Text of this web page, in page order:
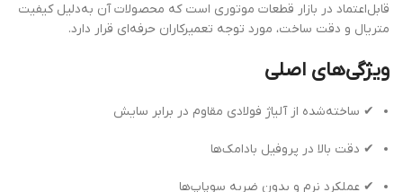
قابل‌اعتماد در بازار قطعات موتوری است که محصولات آن به‌دلیل کیفیت
متریال و دقت ساخت، مورد توجه تعمیرکاران حرفه‌ای قرار دارد.
ویژگی‌های اصلی
✔ ساخته‌شده از آلیاژ فولادی مقاوم در برابر سایش
✔ دقت بالا در پروفیل بادامک‌ها
✔ عملکرد نرم و بدون ضربه سوپاپ‌ها